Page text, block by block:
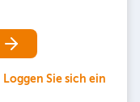
Loggen Sie sich ein